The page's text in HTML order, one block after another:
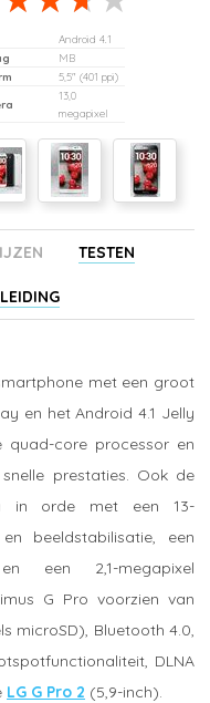
Android 4.1
MB
5,5" (401 ppi)
13,0
megapixel
TESTEN
met een groot
en het Android 4.1 Jelly
quad-core processor en
prestaties. Ook de
in orde met een 13-
beeldstabilisatie, een
een 2,1-megapixel
G Pro voorzien van
microSD), Bluetooth 4.0,
DLNA
LG G Pro 2 (5,9-inch).